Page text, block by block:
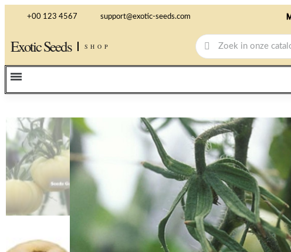
+00 123 4567 support@exotic-seeds.com
Exotic Seeds SHOP